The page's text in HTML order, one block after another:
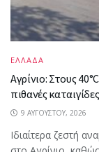
ΕΛΛΑΔΑ
Αγρίνιο: Στους
πιθανές
9 ΑΥΓΟΎΣΤΟΥ, 2026
Ιδιαίτερα ζεστή